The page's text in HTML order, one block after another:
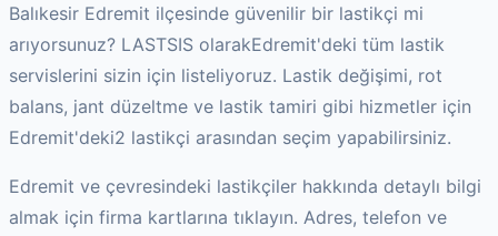
Balıkesir Edremit ilçesinde güvenilir bir lastikçi mi
arıyorsunuz? LASTSIS olarakEdremit'deki tüm lastik
servislerini sizin için listeliyoruz. Lastik değişimi, rot
balans, jant düzeltme ve lastik tamiri gibi hizmetler için
Edremit'deki2 lastikçi arasından seçim yapabilirsiniz.
Edremit ve çevresindeki lastikçiler hakkında detaylı bilgi
almak için firma kartlarına tıklayın. Adres, telefon ve